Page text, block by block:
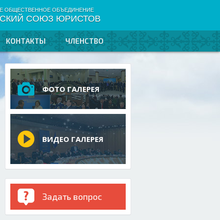
ОБЩЕСТВЕННОЕ ОБЪЕДИНЕНИЕ
СОЮЗ ЮРИСТОВ
КОНТАКТЫ ЧЛЕНСТВО
ФОТО ГАЛЕРЕЯ
ВИДЕО ГАЛЕРЕЯ
Задать вопрос